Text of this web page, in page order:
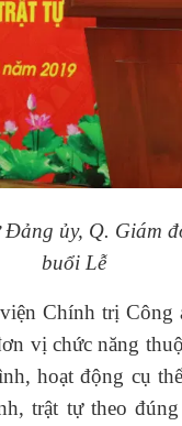
ủy, Q. Giám
buổi Lễ
Chính trị Công
vị chức năng
hoạt động cụ
trật tự theo